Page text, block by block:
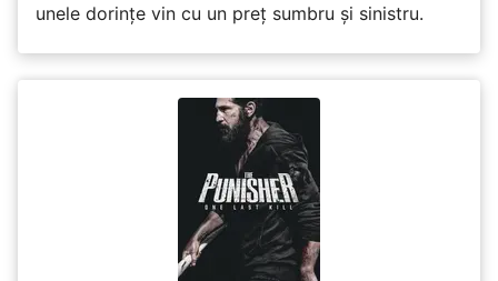
unele dorințe vin cu un preț sumbru și sinistru.